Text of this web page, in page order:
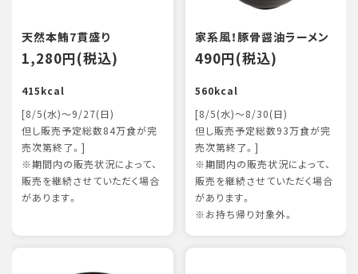
天然本鮪7貫盛り
1,280円(税込)
415kcal
[8/5(水)～9/27(日)
但し販売予定総数84万食が完
売次第終了。]
※期間内の販売状況によって、
販売を継続させていただく場合
があります。
家系風！豚骨醤油ラーメン
490円(税込)
560kcal
[8/5(水)～8/30(日)
但し販売予定総数93万食が完
売次第終了。]
※期間内の販売状況によって、
販売を継続させていただく場合
があります。
※お持ち帰り対象外。